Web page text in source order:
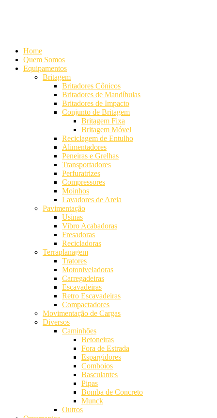
Home
Quem Somos
Equipamentos
Britagem
Britadores Cônicos
Britadores de Mandíbulas
Britadores de Impacto
Conjunto de Britagem
Britagem Fixa
Britagem Móvel
Reciclagem de Entulho
Alimentadores
Peneiras e Grelhas
Transportadores
Perfuratrizes
Compressores
Moinhos
Lavadores de Areia
Pavimentação
Usinas
Vibro Acabadoras
Fresadoras
Recicladoras
Terraplanagem
Tratores
Motoniveladoras
Carregadeiras
Escavadeiras
Retro Escavadeiras
Compactadores
Movimentação de Cargas
Diversos
Caminhões
Betoneiras
Fora de Estrada
Espargidores
Comboios
Basculantes
Pipas
Bomba de Concreto
Munck
Outros